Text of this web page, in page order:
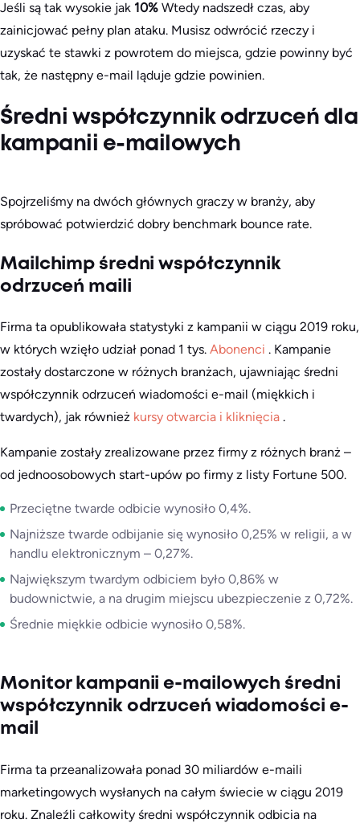
Jeśli są tak wysokie jak 10% Wtedy nadszedł czas, aby
zainicjować pełny plan ataku. Musisz odwrócić rzeczy i
uzyskać te stawki z powrotem do miejsca, gdzie powinny być
tak, że następny e-mail ląduje gdzie powinien.
Średni współczynnik odrzuceń dla
kampanii e-mailowych
Spojrzeliśmy na dwóch głównych graczy w branży, aby
spróbować potwierdzić dobry benchmark bounce rate.
Mailchimp średni współczynnik
odrzuceń maili
Firma ta opublikowała statystyki z kampanii w ciągu 2019 roku,
w których wzięło udział ponad 1 tys. Abonenci . Kampanie
zostały dostarczone w różnych branżach, ujawniając średni
współczynnik odrzuceń wiadomości e-mail (miękkich i
twardych), jak również kursy otwarcia i kliknięcia .
Kampanie zostały zrealizowane przez firmy z różnych branż –
od jednoosobowych start-upów po firmy z listy Fortune 500.
Przeciętne twarde odbicie wynosiło 0,4%.
Najniższe twarde odbijanie się wynosiło 0,25% w religii, a w
handlu elektronicznym – 0,27%.
Największym twardym odbiciem było 0,86% w
budownictwie, a na drugim miejscu ubezpieczenie z 0,72%.
Średnie miękkie odbicie wynosiło 0,58%.
Monitor kampanii e-mailowych średni
współczynnik odrzuceń wiadomości e-
mail
Firma ta przeanalizowała ponad 30 miliardów e-maili
marketingowych wysłanych na całym świecie w ciągu 2019
roku. Znaleźli całkowity średni współczynnik odbicia na